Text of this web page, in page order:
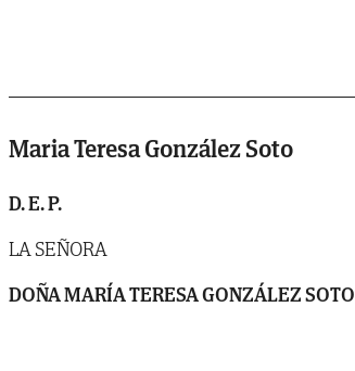
Maria Teresa González Soto
D. E. P.
LA SEÑORA
DOÑA MARÍA TERESA GONZÁLEZ SOTO